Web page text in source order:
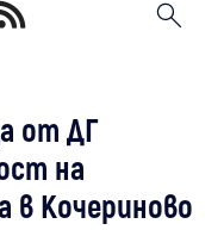
от ДГ
на
Кочериново